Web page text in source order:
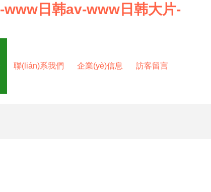
日韩av-www日韩大片-
聯(lián)系我們 企業(yè)信息 訪客留言